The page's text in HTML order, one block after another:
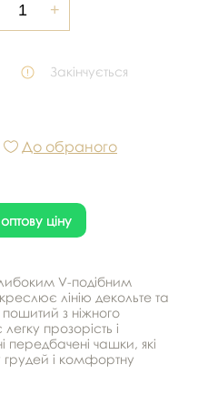
Закінчується
До обраного
ціну
V-подібним
лінію декольте та
з ніжного
прозорість і
передбачені чашки, які
грудей і комфортну